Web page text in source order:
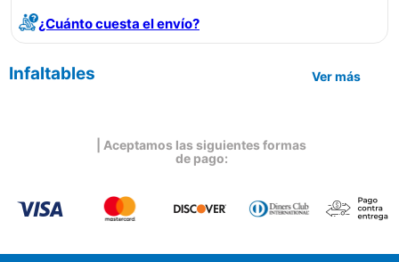
¿Cuánto cuesta el envío?
Infaltables Ver más
| Aceptamos las siguientes formas
de pago: